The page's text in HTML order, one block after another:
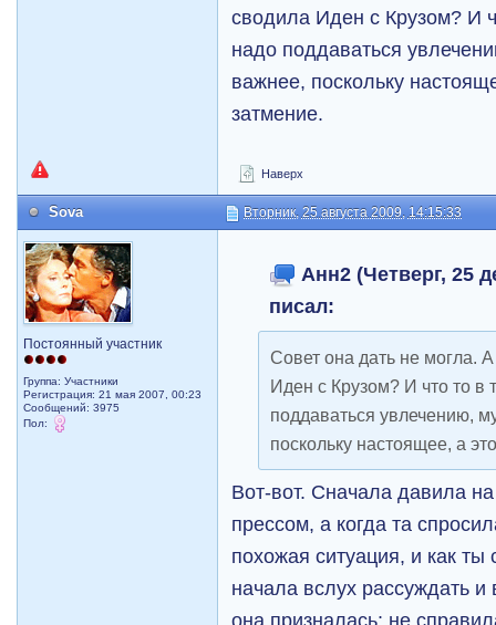
сводила Иден с Крузом? И
надо поддаваться
важнее, поскольку
затмение.
Наверх
Sova Вторник, 25 августа 2009, 14:15:33
Постоянный участник
Группа: Участники
Регистрация: 21 мая 2007, 00:23
Сообщений: 3975
Пол:
Анн2 (Четверг, 25
писал:
Совет она дать не могла.
Иден с Крузом? И что то в
поддаваться увлечению,
поскольку настоящее, а
Вот-вот. Сначала давила
прессом, а когда та
похожая ситуация, и как
начала вслух рассуждать и
она призналась: не